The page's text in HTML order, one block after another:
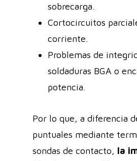
sobrecarga.
Cortocircuitos
corriente.
Problemas de
soldaduras BGA o
potencia.
Por lo que, a diferencia
puntuales mediante
sondas de contacto, la